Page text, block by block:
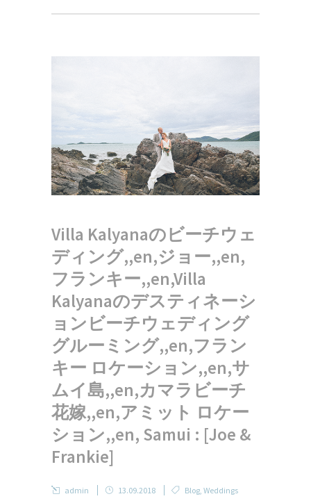
Villa Kalyanaのビーチウェ
ディング,,en,ジョー,,en,
フランキー,,en,Villa
Kalyanaのデスティネーシ
ョンビーチウェディング
グルーミング,,en,フラン
キー ロケーション,,en,サ
ムイ島,,en,カマラビーチ
花嫁,,en,アミット ロケー
ション,,en, Samui : [Joe &
Frankie]
admin 13.09.2018 Blog, Weddings